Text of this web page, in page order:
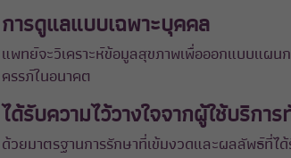
การดูแลแบบเฉพาะบุคคล
แพทย์จะวิเคราะห์ข้อมูลสุขภาพเพื่อออกแบบแผน
ครรภ์ในอนาคต
ได้รับความไว้วางใจจากผู้ใช้บริการ
ด้วยมาตรฐานการรักษาที่เข้มงวดและผลลัพธ์ที่ไ